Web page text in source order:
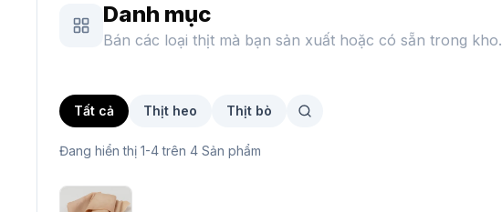
Danh mục
Bán các loại thịt mà bạn sản xuất hoặc có sẵn trong kho.
Tất cả Thịt heo Thịt bò
Đang hiển thị 1-4 trên 4 Sản phẩm